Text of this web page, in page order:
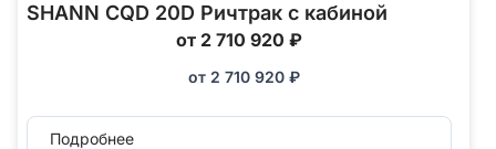
SHANN CQD 20D Ричтрак с кабиной
от 2 710 920 ₽
от 2 710 920 ₽
Подробнее